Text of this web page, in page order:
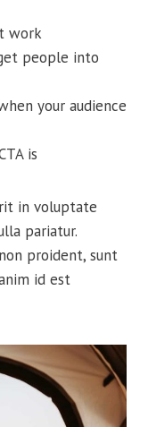
work
people into
your audience
is
in voluptate
pariatur.
proident, sunt
id est